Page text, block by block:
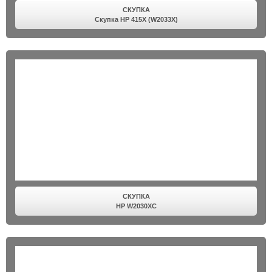
СКУПКА
Скупка HP 415X (W2033X)
СКУПКА
HP W2030XC